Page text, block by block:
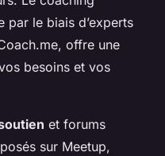
par le biais d’experts
offre une
besoins et vos
et forums
sur Meetup,